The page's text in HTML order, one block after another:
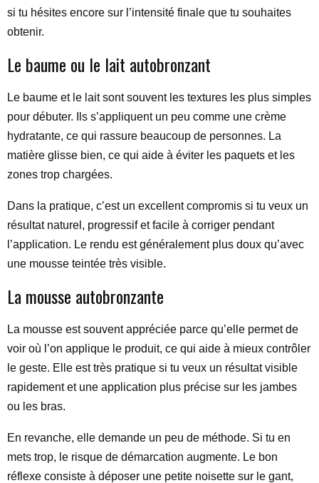
si tu hésites encore sur l’intensité finale que tu souhaites
obtenir.
Le baume ou le lait autobronzant
Le baume et le lait sont souvent les textures les plus simples
pour débuter. Ils s’appliquent un peu comme une crème
hydratante, ce qui rassure beaucoup de personnes. La
matière glisse bien, ce qui aide à éviter les paquets et les
zones trop chargées.
Dans la pratique, c’est un excellent compromis si tu veux un
résultat naturel, progressif et facile à corriger pendant
l’application. Le rendu est généralement plus doux qu’avec
une mousse teintée très visible.
La mousse autobronzante
La mousse est souvent appréciée parce qu’elle permet de
voir où l’on applique le produit, ce qui aide à mieux contrôler
le geste. Elle est très pratique si tu veux un résultat visible
rapidement et une application plus précise sur les jambes
ou les bras.
En revanche, elle demande un peu de méthode. Si tu en
mets trop, le risque de démarcation augmente. Le bon
réflexe consiste à déposer une petite noisette sur le gant,